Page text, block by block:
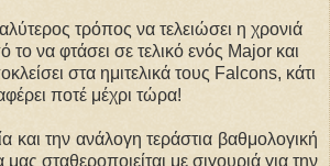
τρόπος να τελειώσει η χρονιά
το να φτάσει σε τελικό ενός Major και
στα ημιτελικά τους Falcons, κάτι
ποτέ μέχρι τώρα!
και την ανάλογη τεράστια βαθμολογική
σταθεροποιείται με σιγουριά για την